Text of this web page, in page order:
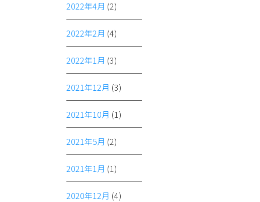
2022年4月 (2)
2022年2月 (4)
2022年1月 (3)
2021年12月 (3)
2021年10月 (1)
2021年5月 (2)
2021年1月 (1)
2020年12月 (4)